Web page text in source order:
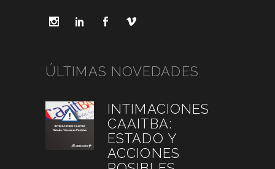
ÚLTIMAS NOVEDADES
INTIMACIONES
CAAITBA:
ESTADO Y
ACCIONES